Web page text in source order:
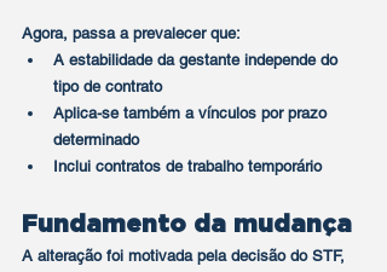
Agora, passa a prevalecer que:
A estabilidade da gestante independe do
tipo de contrato
Aplica-se também a vínculos por prazo
determinado
Inclui contratos de trabalho temporário
Fundamento da mudança
A alteração foi motivada pela decisão do STF,